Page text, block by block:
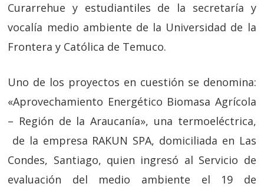
Curarrehue y estudiantiles de la secretaría y
vocalía medio ambiente de la Universidad de la
Frontera y Católica de Temuco.
Uno de los proyectos en cuestión se denomina:
«Aprovechamiento Energético Biomasa Agrícola
– Región de la Araucanía», una termoeléctrica,
de la empresa RAKUN SPA, domiciliada en Las
Condes, Santiago, quien ingresó al Servicio de
evaluación del medio ambiente el 19 de